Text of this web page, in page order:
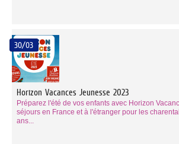
30/03
Horizon Vacances Jeunesse 2023
Préparez l'été de vos enfants avec Horizon
séjours en France et à l'étranger pour les
ans...